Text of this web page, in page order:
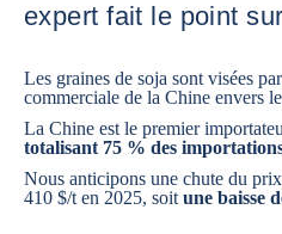
expert fait le point
Les graines de soja sont visées
commerciale de la Chine envers
La Chine est le premier
totalisant 75 % des
Nous anticipons une chute du
410 $/t en 2025, soit une baisse